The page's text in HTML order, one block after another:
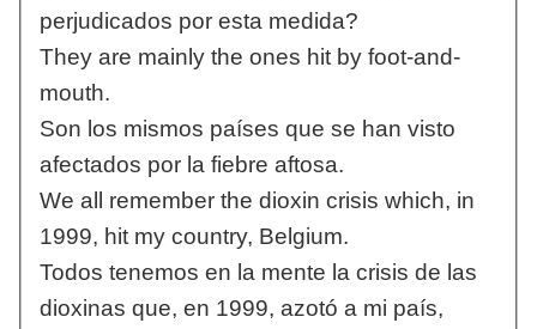
perjudicados por esta medida?
They are mainly the ones hit by foot-and-
mouth.
Son los mismos países que se han visto
afectados por la fiebre aftosa.
We all remember the dioxin crisis which, in
1999, hit my country, Belgium.
Todos tenemos en la mente la crisis de las
dioxinas que, en 1999, azotó a mi país,